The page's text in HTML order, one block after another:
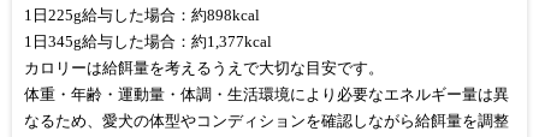
1日225g給与した場合：約898kcal
1日345g給与した場合：約1,377kcal
カロリーは給餌量を考えるうえで大切な目安です。
体重・年齢・運動量・体調・生活環境により必要なエネルギー量は異
なるため、愛犬の体型やコンディションを確認しながら給餌量を調整